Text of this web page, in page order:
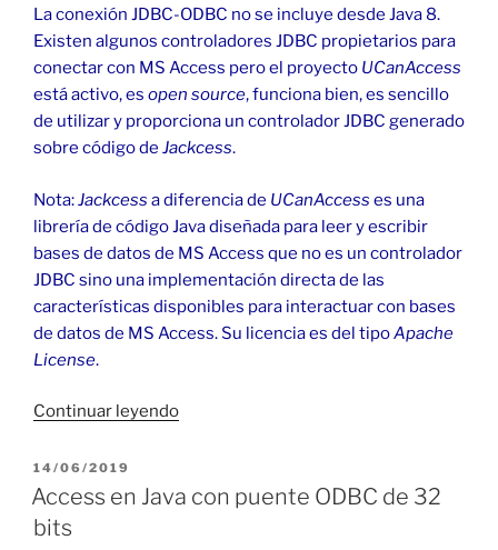
La conexión JDBC-ODBC no se incluye desde Java 8.
Existen algunos controladores JDBC propietarios para
conectar con MS Access pero el proyecto UCanAccess
está activo, es open source, funciona bien, es sencillo
de utilizar y proporciona un controlador JDBC generado
sobre código de Jackcess.
Nota:Jackcess a diferencia de UCanAccess es una
librería de código Java diseñada para leer y escribir
bases de datos de MS Access que no es un controlador
JDBC sino una implementación directa de las
características disponibles para interactuar con bases
de datos de MS Access. Su licencia es del tipoApache
License.
Continuar leyendo«Access
con
PUBLICADO
EL
14/06/2019
Access en Java con puente ODBC de 32
bits